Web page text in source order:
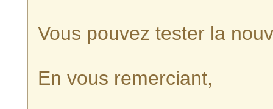
Vous pouvez tester la
En vous remerciant,